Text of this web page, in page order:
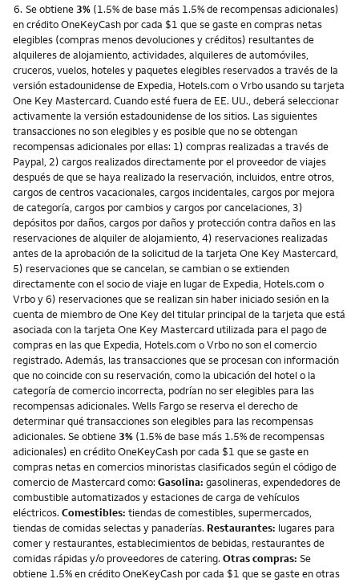
Nota
6. Se obtiene 3% (1.5% de base más 1.5% de recompensas adicionales)
en crédito OneKeyCash por cada $1 que se gaste en compras netas
elegibles (compras menos devoluciones y créditos) resultantes de
alquileres de alojamiento, actividades, alquileres de automóviles,
cruceros, vuelos, hoteles y paquetes elegibles reservados a través de la
versión estadounidense de Expedia, Hotels.com o Vrbo usando su tarjeta
One Key Mastercard. Cuando esté fuera de EE. UU., deberá seleccionar
activamente la versión estadounidense de los sitios. Las siguientes
transacciones no son elegibles y es posible que no se obtengan
recompensas adicionales por ellas: 1) compras realizadas a través de
Paypal, 2) cargos realizados directamente por el proveedor de viajes
después de que se haya realizado la reservación, incluidos, entre otros,
cargos de centros vacacionales, cargos incidentales, cargos por mejora
de categoría, cargos por cambios y cargos por cancelaciones, 3)
depósitos por daños, cargos por daños y protección contra daños en las
reservaciones de alquiler de alojamiento, 4) reservaciones realizadas
antes de la aprobación de la solicitud de la tarjeta One Key Mastercard,
5) reservaciones que se cancelan, se cambian o se extienden
directamente con el socio de viaje en lugar de Expedia, Hotels.com o
Vrbo y 6) reservaciones que se realizan sin haber iniciado sesión en la
cuenta de miembro de One Key del titular principal de la tarjeta que está
asociada con la tarjeta One Key Mastercard utilizada para el pago de
compras en las que Expedia, Hotels.com o Vrbo no son el comercio
registrado. Además, las transacciones que se procesan con información
que no coincide con su reservación, como la ubicación del hotel o la
categoría de comercio incorrecta, podrían no ser elegibles para las
recompensas adicionales. Wells Fargo se reserva el derecho de
determinar qué transacciones son elegibles para las recompensas
adicionales. Se obtiene 3% (1.5% de base más 1.5% de recompensas
adicionales) en crédito OneKeyCash por cada $1 que se gaste en
compras netas en comercios minoristas clasificados según el código de
comercio de Mastercard como: Gasolina: gasolineras, expendedores de
combustible automatizados y estaciones de carga de vehículos
eléctricos. Comestibles: tiendas de comestibles, supermercados,
tiendas de comidas selectas y panaderías. Restaurantes: lugares para
comer y restaurantes, establecimientos de bebidas, restaurantes de
comidas rápidas y/o proveedores de catering. Otras compras: Se
obtiene 1.5% en crédito OneKeyCash por cada $1 que se gaste en otras